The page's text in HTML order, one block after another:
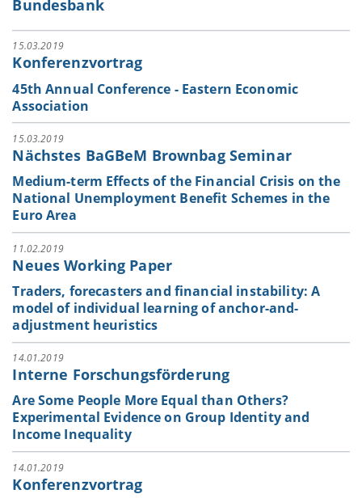
Bundesbank
15.03.2019
Konferenzvortrag
45th Annual Conference - Eastern Economic
Association
15.03.2019
Nächstes BaGBeM Brownbag Seminar
Medium-term Effects of the Financial Crisis on the
National Unemployment Benefit Schemes in the
Euro Area
11.02.2019
Neues Working Paper
Traders, forecasters and financial instability: A
model of individual learning of anchor-and-
adjustment heuristics
14.01.2019
Interne Forschungsförderung
Are Some People More Equal than Others?
Experimental Evidence on Group Identity and
Income Inequality
14.01.2019
Konferenzvortrag